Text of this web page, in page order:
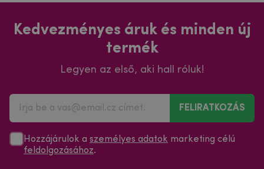
Kedvezményes áruk és minden új
termék
Legyen az első, aki hall róluk!
FELIRATKOZÁS
Hozzájárulok a személyes adatok marketing célú
feldolgozásához.